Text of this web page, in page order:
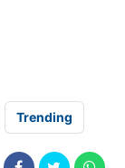
Trending